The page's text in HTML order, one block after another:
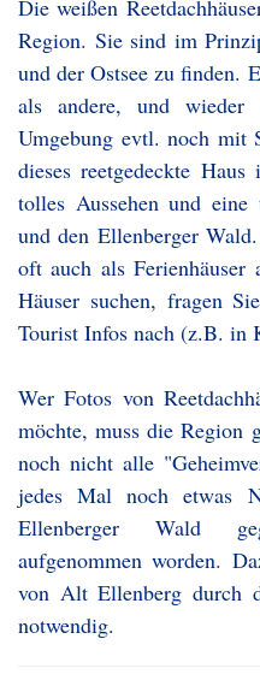
Die weißen
Region. Sie sind im
und der Ostsee zu finden.
als andere, und wieder
Umgebung evtl. noch mit
dieses reetgedeckte
tolles Aussehen und
und den Ellenberger
oft auch als Ferienhäuser
Häuser suchen, fragen
Tourist Infos nach (z.B. in
Wer Fotos von
möchte, muss die Region
noch nicht alle
jedes Mal noch etwas
Ellenberger Wald
aufgenommen worden.
von Alt Ellenberg durch
notwendig.